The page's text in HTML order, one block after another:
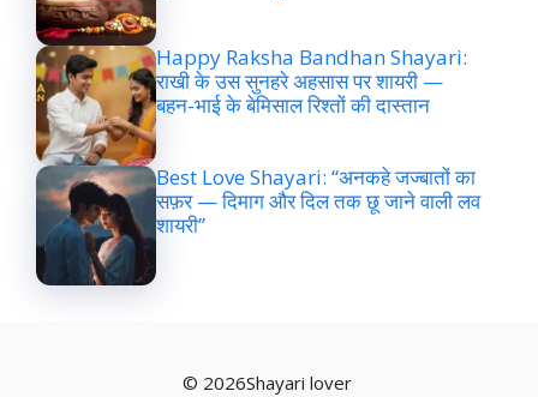
Happy Raksha Bandhan Shayari:
राखी के उस सुनहरे अहसास पर शायरी —
बहन-भाई के बेमिसाल रिश्तों की दास्तान
Best Love Shayari: “अनकहे जज्बातों का
सफ़र — दिमाग और दिल तक छू जाने वाली लव
शायरी”
© 2026Shayari lover